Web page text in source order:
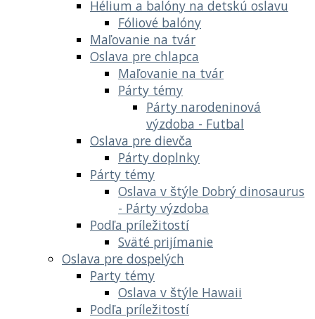
Hélium a balóny na detskú oslavu
Fóliové balóny
Maľovanie na tvár
Oslava pre chlapca
Maľovanie na tvár
Párty témy
Párty narodeninová
výzdoba - Futbal
Oslava pre dievča
Párty doplnky
Párty témy
Oslava v štýle Dobrý dinosaurus
- Párty výzdoba
Podľa príležitostí
Sväté prijímanie
Oslava pre dospelých
Party témy
Oslava v štýle Hawaii
Podľa príležitostí